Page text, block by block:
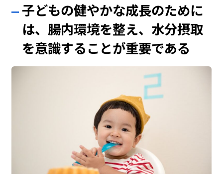
子どもの健やかな成長のために
は、腸内環境を整え、水分摂取
を意識することが重要である